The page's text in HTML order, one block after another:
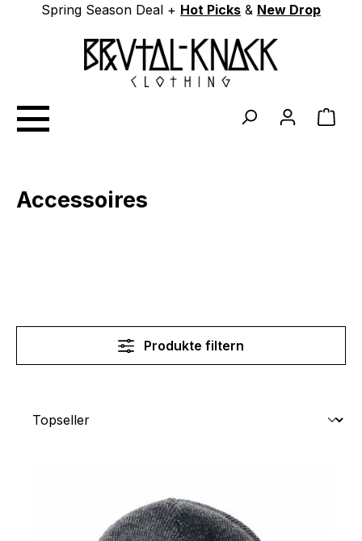
Zum Hauptinhalt springen
Spring Season Deal + Hot Picks & New Drop
Accessoires
Produkte filtern